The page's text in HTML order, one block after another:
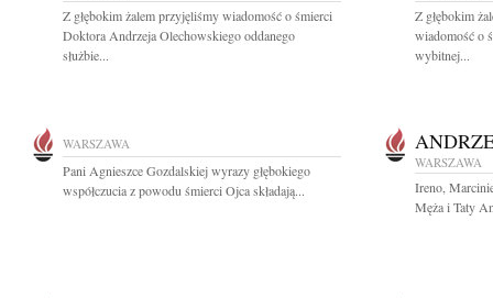
Z głębokim żalem przyjęliśmy wiadomość o śmierci
Doktora Andrzeja Olechowskiego oddanego
służbie...
Z głębokim
wiadomość o
wybitnej...
WARSZAWA
Pani Agnieszce Gozdalskiej wyrazy głębokiego
współczucia z powodu śmierci Ojca składają...
WARSZAWA
Ireno,
Męża i Taty